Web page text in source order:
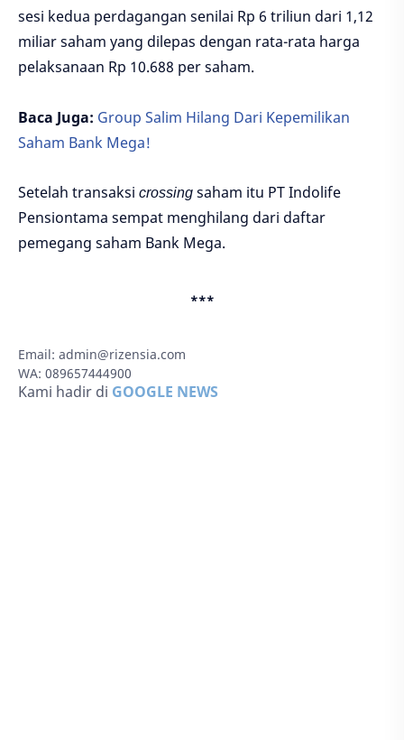
sesi kedua perdagangan senilai Rp 6 triliun dari 1,12
miliar saham yang dilepas dengan rata-rata harga
pelaksanaan Rp 10.688 per saham.
Baca Juga: Group Salim Hilang Dari Kepemilikan
Saham Bank Mega!
Setelah transaksi crossingsaham itu PT Indolife
Pensiontama sempat menghilang dari daftar
pemegang saham Bank Mega.
***
Email: admin@rizensia.com
WA: 089657444900
Kami hadir di GOOGLE NEWS